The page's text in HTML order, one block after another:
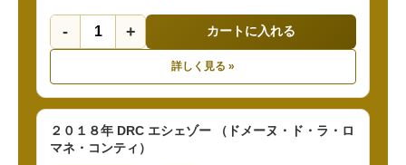
- + カートに入れる
詳しく見る »
２０１８年 DRC エシェゾー （ドメーヌ・ド・ラ・ロ
マネ・コンティ）